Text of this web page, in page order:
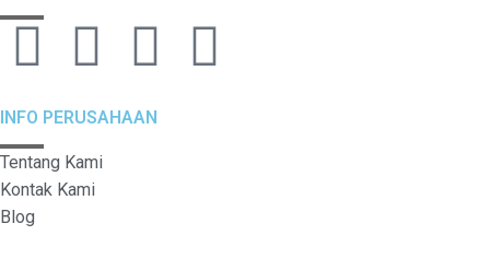
INFO PERUSAHAAN
Tentang Kami
Kontak Kami
Blog